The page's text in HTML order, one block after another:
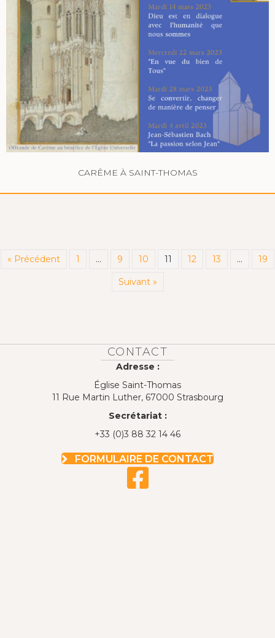
CARÊME À SAINT-THOMAS
« Précédent 1 … 9 10 11 12 13 … 19
Suivant »
CONTACT
Adresse :
Église Saint-Thomas
11 Rue Martin Luther, 67000 Strasbourg
Secrétariat :
+33 (0)3 88 32 14 46
FORMULAIRE DE CONTACT